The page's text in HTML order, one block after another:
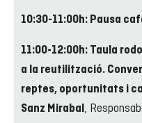
10:30-11:00h: Pausa
11:00-12:00h: Taula
a la reutilització.
reptes, oportunitats i
Sanz Mirabal ,